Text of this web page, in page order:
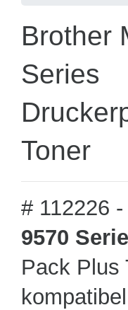
Brother
Series
Toner
# 112226 -
9570
Pack Plus